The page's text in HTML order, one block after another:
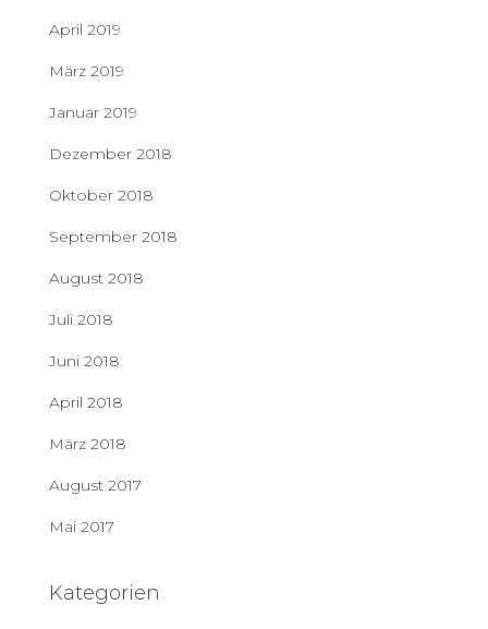
April 2019
März 2019
Januar 2019
Dezember 2018
Oktober 2018
September 2018
August 2018
Juli 2018
Juni 2018
April 2018
März 2018
August 2017
Mai 2017
Kategorien